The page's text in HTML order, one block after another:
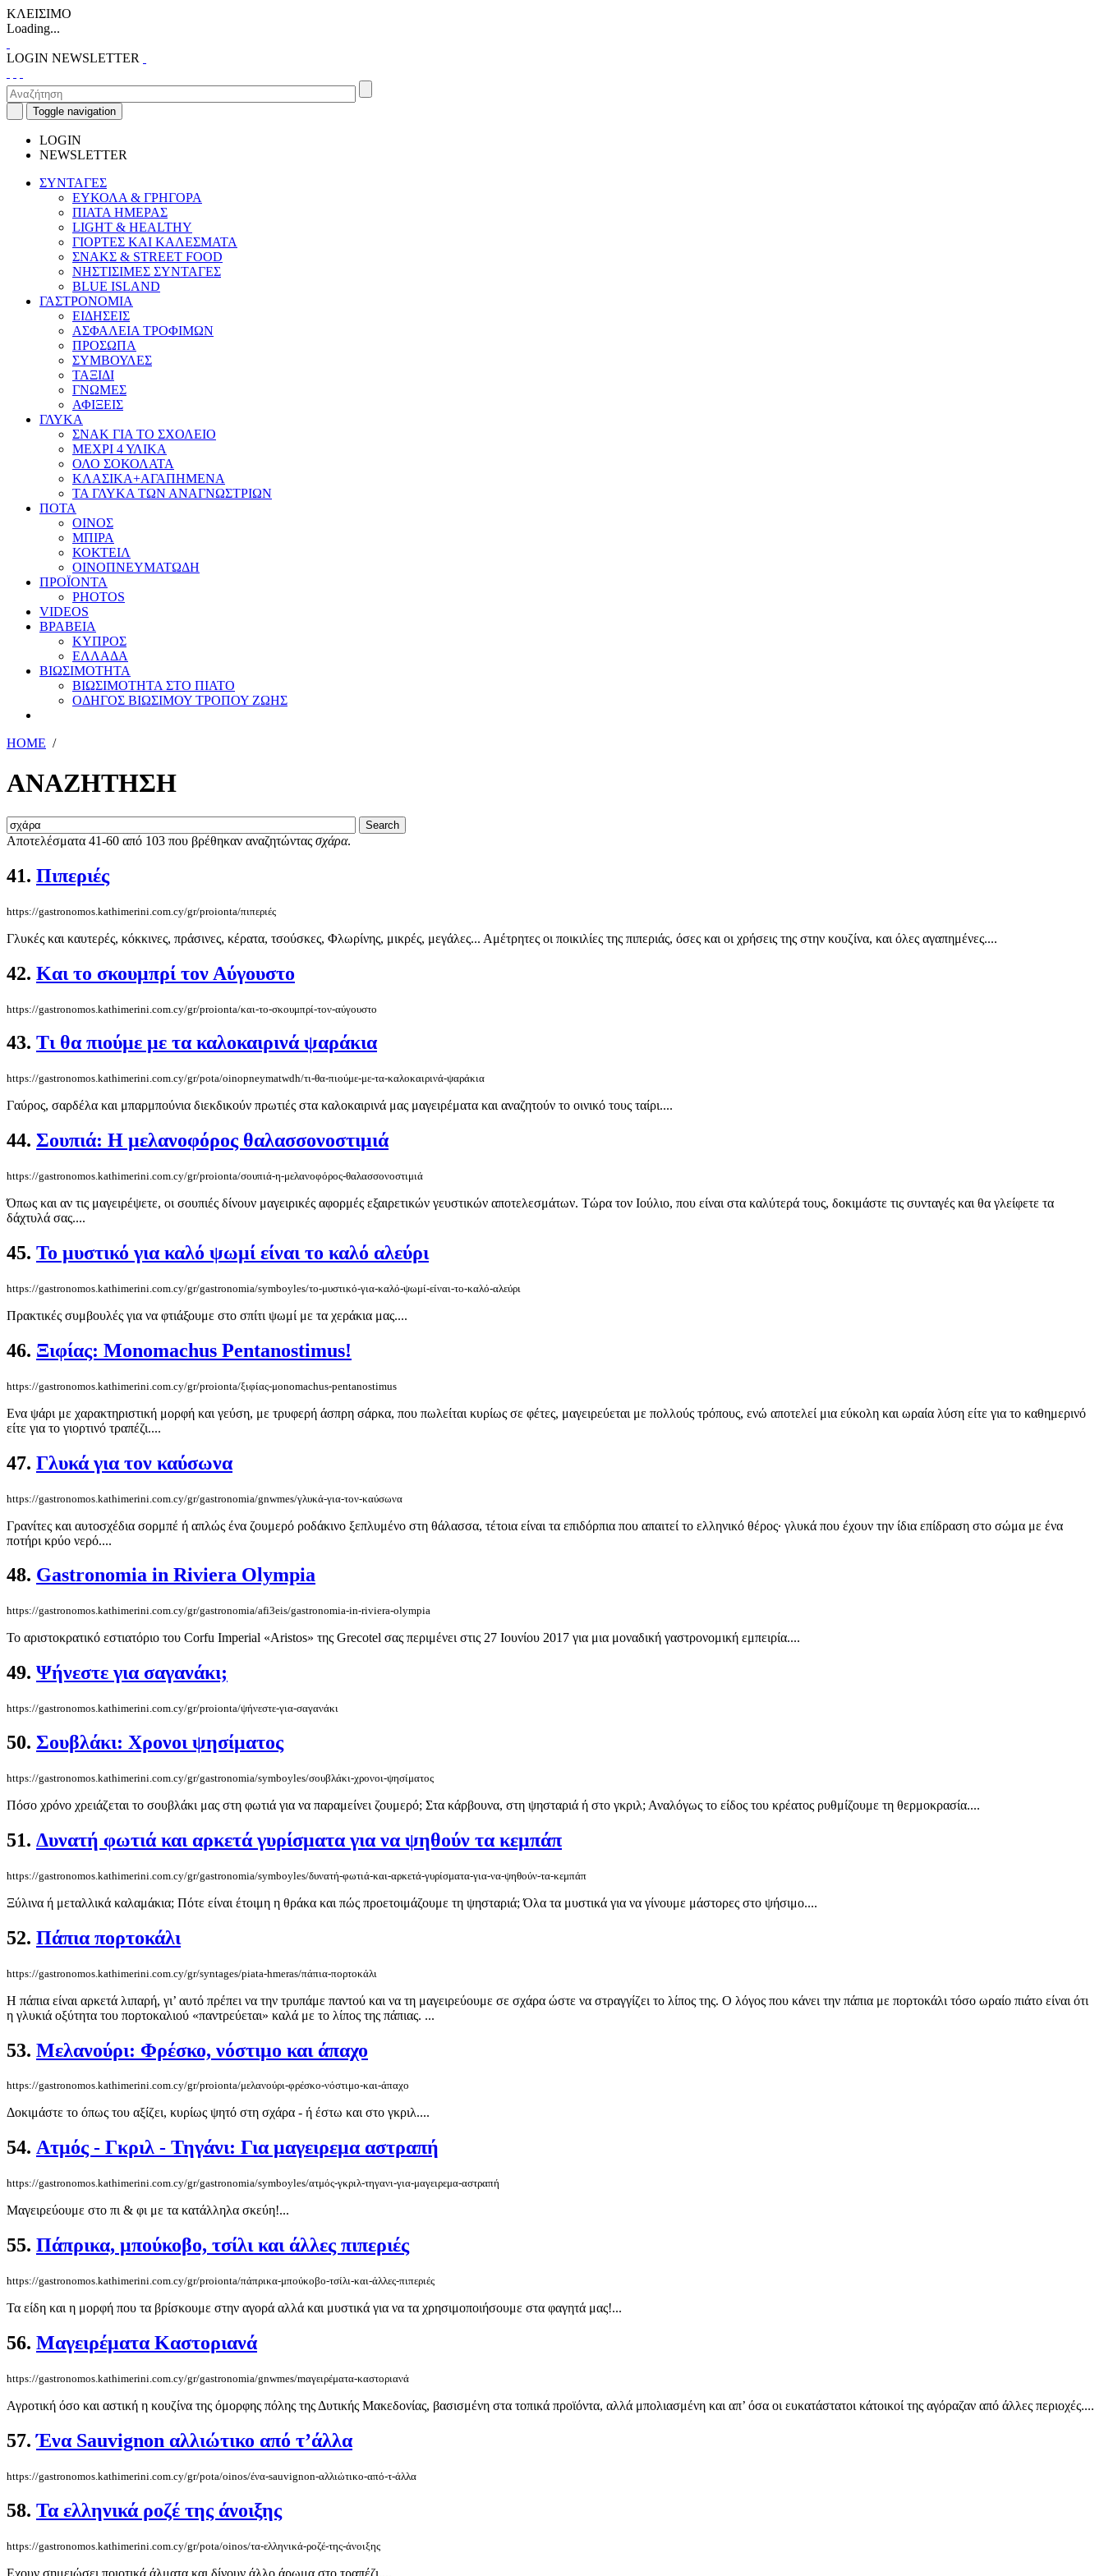
ΚΛΕΙΣΙΜΟ
Loading...
LOGIN NEWSLETTER
Toggle navigation
LOGIN
NEWSLETTER
ΣΥΝΤΑΓΕΣ
ΕΥΚΟΛΑ & ΓΡΗΓΟΡΑ
ΠΙΑΤΑ ΗΜΕΡΑΣ
LIGHT & HEALTHY
ΓΙΟΡΤΕΣ ΚΑΙ ΚΑΛΕΣΜΑΤΑ
ΣΝΑΚΣ & STREET FOOD
ΝΗΣΤΙΣΙΜΕΣ ΣΥΝΤΑΓΕΣ
BLUE ISLAND
ΓΑΣΤΡΟΝΟΜΙΑ
ΕΙΔΗΣΕΙΣ
ΑΣΦΑΛΕΙΑ ΤΡΟΦΙΜΩΝ
ΠΡΟΣΩΠΑ
ΣΥΜΒΟΥΛΕΣ
ΤΑΞΙΔΙ
ΓΝΩΜΕΣ
ΑΦΙΞΕΙΣ
ΓΛΥΚΑ
ΣΝΑΚ ΓΙΑ ΤΟ ΣΧΟΛΕΙΟ
ΜΕΧΡΙ 4 ΥΛΙΚΑ
ΟΛΟ ΣΟΚΟΛΑΤΑ
ΚΛΑΣΙΚΑ+ΑΓΑΠΗΜΕΝΑ
ΤΑ ΓΛΥΚΑ ΤΩΝ ΑΝΑΓΝΩΣΤΡΙΩΝ
ΠΟΤΑ
ΟΙΝΟΣ
ΜΠΙΡΑ
ΚΟΚΤΕΙΛ
ΟΙΝΟΠΝΕΥΜΑΤΩΔΗ
ΠΡΟΪΟΝΤΑ
PHOTOS
VIDEOS
ΒΡΑΒΕΙΑ
ΚΥΠΡΟΣ
ΕΛΛΑΔΑ
ΒΙΩΣΙΜΟΤΗΤΑ
ΒΙΩΣΙΜΟΤΗΤΑ ΣΤΟ ΠΙΑΤΟ
ΟΔΗΓΟΣ ΒΙΩΣΙΜΟΥ ΤΡΟΠΟΥ ΖΩΗΣ
HOME /
ΑΝΑΖΗΤΗΣΗ
Αποτελέσματα 41-60 από 103 που βρέθηκαν αναζητώντας σχάρα.
41. Πιπεριές
https://gastronomos.kathimerini.com.cy/gr/proionta/πιπεριές
Γλυκές και καυτερές, κόκκινες, πράσινες, κέρατα, τσούσκες, Φλωρίνης, μικρές, μεγάλες... Αμέτρητες οι ποικιλίες της πιπεριάς, όσες και οι χρήσεις της στην κουζίνα, και όλες αγαπημένες....
42. Και το σκουμπρί τον Αύγουστο
https://gastronomos.kathimerini.com.cy/gr/proionta/και-το-σκουμπρί-τον-αύγουστο
43. Τι θα πιούμε με τα καλοκαιρινά ψαράκια
https://gastronomos.kathimerini.com.cy/gr/pota/oinopneymatwdh/τι-θα-πιούμε-με-τα-καλοκαιρινά-ψαράκια
Γαύρος, σαρδέλα και μπαρμπούνια διεκδικούν πρωτιές στα καλοκαιρινά μας μαγειρέματα και αναζητούν το οινικό τους ταίρι....
44. Σουπιά: Η μελανοφόρος θαλασσονοστιμιά
https://gastronomos.kathimerini.com.cy/gr/proionta/σουπιά-η-μελανοφόρος-θαλασσονοστιμιά
Όπως και αν τις μαγειρέψετε, οι σουπιές δίνουν μαγειρικές αφορμές εξαιρετικών γευστικών αποτελεσμάτων. Τώρα τον Ιούλιο, που είναι στα καλύτερά τους, δοκιμάστε τις συνταγές και θα γλείφετε τα
δάχτυλά σας....
45. Το μυστικό για καλό ψωμί είναι το καλό αλεύρι
https://gastronomos.kathimerini.com.cy/gr/gastronomia/symboyles/το-μυστικό-για-καλό-ψωμί-είναι-το-καλό-αλεύρι
Πρακτικές συμβουλές για να φτιάξουμε στο σπίτι ψωμί με τα χεράκια μας....
46. Ξιφίας: Μonomachus Pentanostimus!
https://gastronomos.kathimerini.com.cy/gr/proionta/ξιφίας-μonomachus-pentanostimus
Ενα ψάρι με χαρακτηριστική μορφή και γεύση, με τρυφερή άσπρη σάρκα, που πωλείται κυρίως σε φέτες, μαγειρεύεται με πολλούς τρόπους, ενώ αποτελεί μια εύκολη και ωραία λύση είτε για το καθημερινό
είτε για το γιορτινό τραπέζι....
47. Γλυκά για τον καύσωνα
https://gastronomos.kathimerini.com.cy/gr/gastronomia/gnwmes/γλυκά-για-τον-καύσωνα
Γρανίτες και αυτοσχέδια σορμπέ ή απλώς ένα ζουμερό ροδάκινο ξεπλυμένο στη θάλασσα, τέτοια είναι τα επιδόρπια που απαιτεί το ελληνικό θέρος· γλυκά που έχουν την ίδια επίδραση στο σώμα με ένα
ποτήρι κρύο νερό....
48. Gastronomia in Riviera Olympia
https://gastronomos.kathimerini.com.cy/gr/gastronomia/afi3eis/gastronomia-in-riviera-olympia
Το αριστοκρατικό εστιατόριο του Corfu Imperial «Aristos» της Grecotel σας περιμένει στις 27 Ιουνίου 2017 για μια μοναδική γαστρονομική εμπειρία....
49. Ψήνεστε για σαγανάκι;
https://gastronomos.kathimerini.com.cy/gr/proionta/ψήνεστε-για-σαγανάκι
50. Σουβλάκι: Χρονοι ψησίματος
https://gastronomos.kathimerini.com.cy/gr/gastronomia/symboyles/σουβλάκι-χρονοι-ψησίματος
Πόσο χρόνο χρειάζεται το σουβλάκι μας στη φωτιά για να παραμείνει ζουμερό; Στα κάρβουνα, στη ψησταριά ή στο γκριλ; Αναλόγως το είδος του κρέατος ρυθμίζουμε τη θερμοκρασία....
51. Δυνατή φωτιά και αρκετά γυρίσματα για να ψηθούν τα κεμπάπ
https://gastronomos.kathimerini.com.cy/gr/gastronomia/symboyles/δυνατή-φωτιά-και-αρκετά-γυρίσματα-για-να-ψηθούν-τα-κεμπάπ
Ξύλινα ή μεταλλικά καλαμάκια; Πότε είναι έτοιμη η θράκα και πώς προετοιμάζουμε τη ψησταριά; Όλα τα μυστικά για να γίνουμε μάστορες στο ψήσιμο....
52. Πάπια πορτοκάλι
https://gastronomos.kathimerini.com.cy/gr/syntages/piata-hmeras/πάπια-πορτοκάλι
Η πάπια είναι αρκετά λιπαρή, γι’ αυτό πρέπει να την τρυπάμε παντού και να τη μαγειρεύουμε σε σχάρα ώστε να στραγγίζει το λίπος της. Ο λόγος που κάνει την πάπια με πορτοκάλι τόσο ωραίο πιάτο είναι ότι
η γλυκιά οξύτητα του πορτοκαλιού «παντρεύεται» καλά με το λίπος της πάπιας. ...
53. Μελανούρι: Φρέσκο, νόστιμο και άπαχο
https://gastronomos.kathimerini.com.cy/gr/proionta/μελανούρι-φρέσκο-νόστιμο-και-άπαχο
Δοκιμάστε το όπως του αξίζει, κυρίως ψητό στη σχάρα - ή έστω και στο γκριλ....
54. Ατμός - Γκριλ - Τηγάνι: Για μαγειρεμα αστραπή
https://gastronomos.kathimerini.com.cy/gr/gastronomia/symboyles/ατμός-γκριλ-τηγανι-για-μαγειρεμα-αστραπή
Μαγειρεύουμε στο πι & φι με τα κατάλληλα σκεύη!...
55. Πάπρικα, μπούκοβο, τσίλι και άλλες πιπεριές
https://gastronomos.kathimerini.com.cy/gr/proionta/πάπρικα-μπούκοβο-τσίλι-και-άλλες-πιπεριές
Τα είδη και η μορφή που τα βρίσκουμε στην αγορά αλλά και μυστικά για να τα χρησιμοποιήσουμε στα φαγητά μας!...
56. Mαγειρέματα Καστοριανά
https://gastronomos.kathimerini.com.cy/gr/gastronomia/gnwmes/mαγειρέματα-καστοριανά
Αγροτική όσο και αστική η κουζίνα της όμορφης πόλης της Δυτικής Μακεδονίας, βασισμένη στα τοπικά προϊόντα, αλλά μπολιασμένη και απ’ όσα οι ευκατάστατοι κάτοικοί της αγόραζαν από άλλες περιοχές....
57.Ένα Sauvignon αλλιώτικο από τ’άλλα
https://gastronomos.kathimerini.com.cy/gr/pota/oinos/ένα-sauvignon-αλλιώτικο-από-τ-άλλα
58. Τα ελληνικά ροζέ της άνοιξης
https://gastronomos.kathimerini.com.cy/gr/pota/oinos/τα-ελληνικά-ροζέ-της-άνοιξης
Εχουν σημειώσει ποιοτικά άλματα και δίνουν άλλο άρωμα στο τραπέζι....